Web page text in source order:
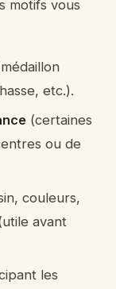
motifs vous
etc.).
(certaines
ou de
couleurs,
avant
les